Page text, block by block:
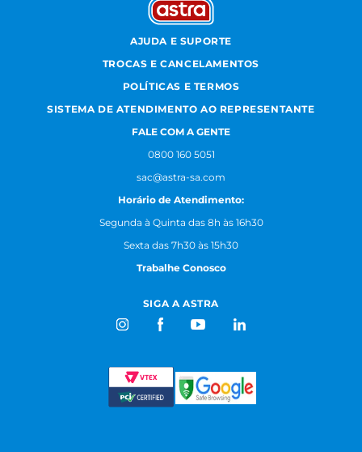
AJUDA E SUPORTE
TROCAS E CANCELAMENTOS
POLÍTICAS E TERMOS
SISTEMA DE ATENDIMENTO AO REPRESENTANTE
FALE COM A GENTE
0800 160 5051
sac@astra-sa.com
Horário de Atendimento:
Segunda à Quinta das 8h às 16h30
Sexta das 7h30 às 15h30
Trabalhe Conosco
SIGA A ASTRA